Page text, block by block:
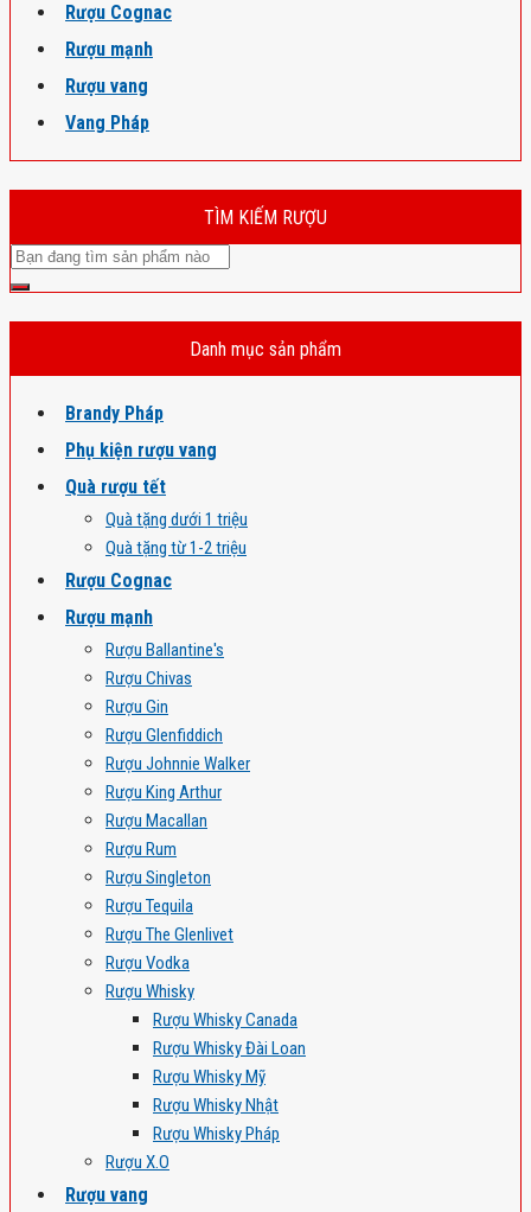
Rượu Cognac
Rượu mạnh
Rượu vang
Vang Pháp
TÌM KIẾM RƯỢU
Danh mục sản phẩm
Brandy Pháp
Phụ kiện rượu vang
Quà rượu tết
Quà tặng dưới 1 triệu
Quà tặng từ 1-2 triệu
Rượu Cognac
Rượu mạnh
Rượu Ballantine's
Rượu Chivas
Rượu Gin
Rượu Glenfiddich
Rượu Johnnie Walker
Rượu King Arthur
Rượu Macallan
Rượu Rum
Rượu Singleton
Rượu Tequila
Rượu The Glenlivet
Rượu Vodka
Rượu Whisky
Rượu Whisky Canada
Rượu Whisky Đài Loan
Rượu Whisky Mỹ
Rượu Whisky Nhật
Rượu Whisky Pháp
Rượu X.O
Rượu vang